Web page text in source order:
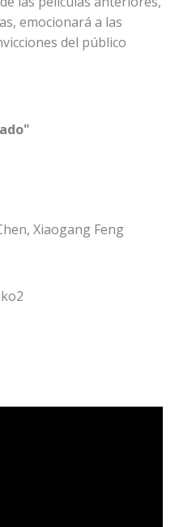
emocionará a las
del público
Xiaogang Feng